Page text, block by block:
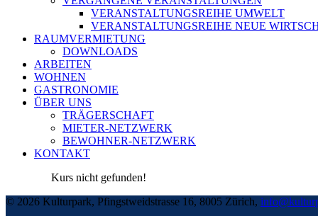
VERANSTALTUNGSREIHE UMWELT
VERANSTALTUNGSREIHE NEUE
RAUMVERMIETUNG
DOWNLOADS
ARBEITEN
WOHNEN
GASTRONOMIE
ÜBER UNS
TRÄGERSCHAFT
MIETER-NETZWERK
BEWOHNER-NETZWERK
KONTAKT
Kurs nicht gefunden!
© 2026 Kulturpark, Pfingstweidstrasse 16, 8005 Zürich,